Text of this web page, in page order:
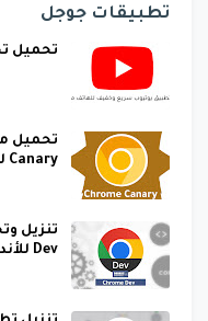
تطبيقات جوجل
تحميل
Canary للأندرويد apk
Dev للأندرويد apk